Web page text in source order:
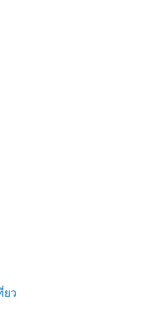
ยว